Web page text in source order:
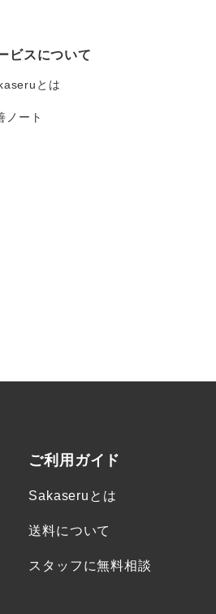
ビスについて
とは
ノート
ご利用ガイド
Sakaseruとは
送料について
スタッフに無料相談